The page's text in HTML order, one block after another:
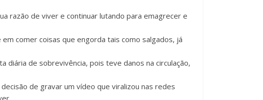
razão de viver e continuar lutando para emagrecer e
comer coisas que engorda tais como salgados, já
diária de sobrevivência, pois teve danos na circulação,
de gravar um vídeo que viralizou nas redes